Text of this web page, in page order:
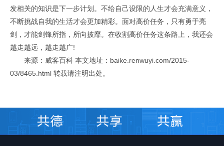
发相关的知识是下一步计划。不给自己设限的人生才会充满意义，
不断挑战自我的生活才会更加精彩。面对高价任务，只有勇于亮
剑，才能剑锋所指，所向披靡。在收割高价任务这条路上，我还会
越走越远，越走越广!
来源：威客百科 本文地址：baike.renwuyi.com/2015-
03/8465.html 转载请注明出处。